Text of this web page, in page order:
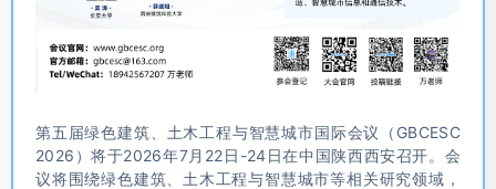
第五届绿色建筑、土木工程与智慧城市国际会议（GBCESC
2026）将于2026年7月22日-24日在中国陕西西安召开。会
议将围绕绿色建筑、土木工程与智慧城市等相关研究领域，